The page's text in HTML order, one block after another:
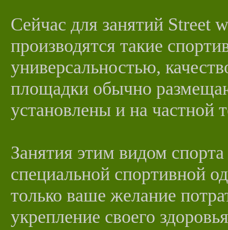
Сейчас для занятий Street
производятся такие
универсальностью,
площадки обычно
установлены и на частной
Занятия этим видом
специальной спортивной
только ваше желание
укрепление своего